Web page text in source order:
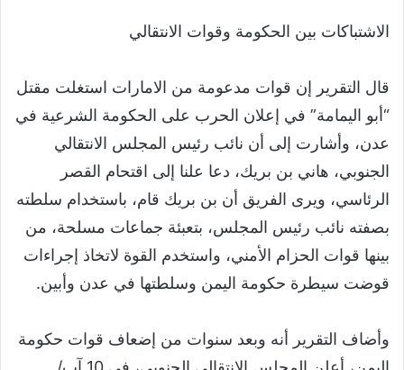
الاشتباكات بين الحكومة وقوات الانتقالي
قال التقرير إن قوات مدعومة من الامارات استغلت مقتل
“أبو اليمامة” في إعلان الحرب على الحكومة الشرعية في
عدن، وأشارت إلى أن نائب رئيس المجلس الانتقالي
الجنوبي، هاني بن بريك، دعا علنا إلى اقتحام القصر
الرئاسي، ويرى الفريق أن بن بريك قام، باستخدام سلطته
بصفته نائب رئيس المجلس، بتعبئة جماعات مسلحة، من
بينها قوات الحزام الأمني، واستخدم القوة لاتخاذ إجراءات
قوضت سيطرة حكومة اليمن وسلطتها في عدن وأبين.
وأضاف التقرير أنه وبعد سنوات من إضعاف قوات حكومة